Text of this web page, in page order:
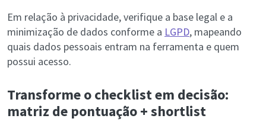
Em relação à privacidade, verifique a base legal e a
minimização de dados conforme a LGPD, mapeando
quais dados pessoais entram na ferramenta e quem
possui acesso.
Transforme o checklist em decisão:
matriz de pontuação + shortlist